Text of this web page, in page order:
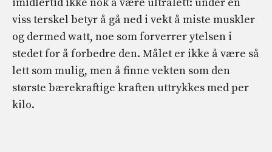
imidlertid ikke nok å være ultralett: under en
viss terskel betyr å gå ned i vekt å miste muskler
og dermed watt, noe som forverrer ytelsen i
stedet for å forbedre den. Målet er ikke å være så
lett som mulig, men å finne vekten som den
største bærekraftige kraften uttrykkes med per
kilo.